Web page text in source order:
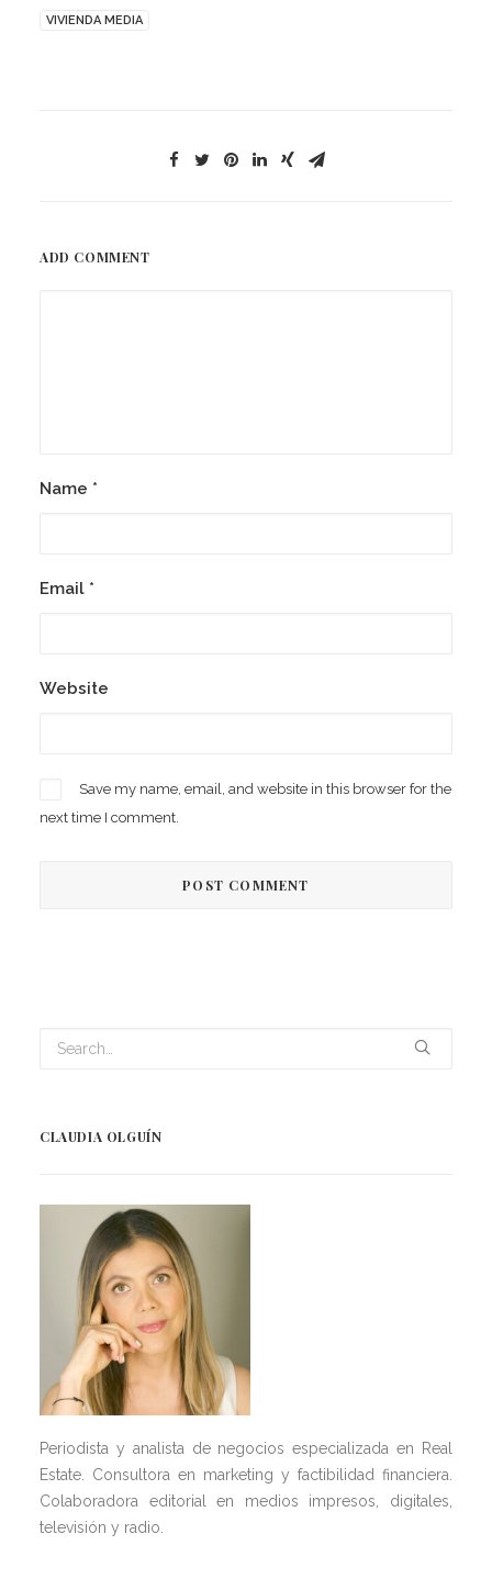
VIVIENDA MEDIA
ADD COMMENT
Name *
Email *
Website
Save my name, email, and website in this browser for the
next time I comment.
CLAUDIA OLGUÍN
Periodista y analista de negocios especializada en Real
Estate. Consultora en marketing y factibilidad financiera.
Colaboradora editorial en medios impresos, digitales,
televisión y radio.